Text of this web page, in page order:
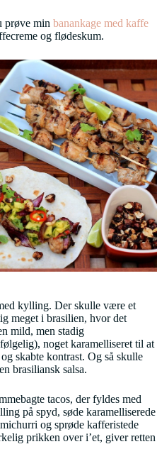
prøve min banankage med kaffe
og flødeskum.
kylling. Der skulle være et
meget i brasilien, hvor det
mild, men stadig
noget karamelliseret til at
skabte kontrast. Og så skulle
brasiliansk salsa.
tacos, der fyldes med
på spyd, søde karamelliserede
og sprøde kafferistede
prikken over i’et, giver retten